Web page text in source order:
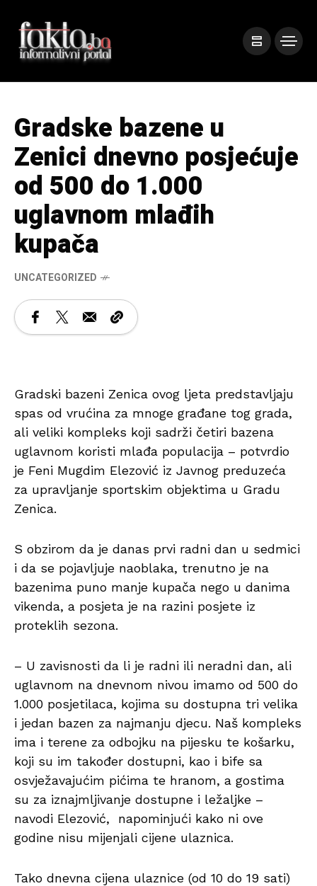
Gradske bazene u
Zenici dnevno posjećuje
od 500 do 1.000
uglavnom mlađih
kupača
UNCATEGORIZED
Gradski bazeni Zenica ovog ljeta predstavljaju
spas od vrućina za mnoge građane tog grada,
ali veliki kompleks koji sadrži četiri bazena
uglavnom koristi mlađa populacija – potvrdio
je Feni Mugdim Elezović iz Javnog preduzeća
za upravljanje sportskim objektima u Gradu
Zenica.
S obzirom da je danas prvi radni dan u sedmici
i da se pojavljuje naoblaka, trenutno je na
bazenima puno manje kupača nego u danima
vikenda, a posjeta je na razini posjete iz
proteklih sezona.
– U zavisnosti da li je radni ili neradni dan, ali
uglavnom na dnevnom nivou imamo od 500 do
1.000 posjetilaca, kojima su dostupna tri velika
i jedan bazen za najmanju djecu. Naš kompleks
ima i terene za odbojku na pijesku te košarku,
koji su im također dostupni, kao i bife sa
osvježavajućim pićima te hranom, a gostima
su za iznajmljivanje dostupne i ležaljke –
navodi Elezović, napominjući kako ni ove
godine nisu mijenjali cijene ulaznica.
Tako dnevna cijena ulaznice (od 10 do 19 sati)